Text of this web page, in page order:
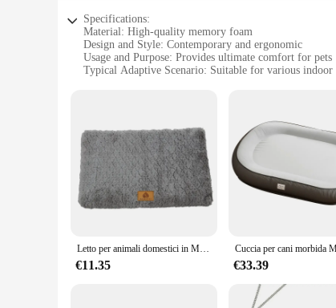
Specifications:
Material: High-quality memory foam
Design and Style: Contemporary and ergonomic
Usage and Purpose: Provides ultimate comfort for pets
Typical Adaptive Scenario: Suitable for various indoor
**Unmatched Comfort for Your Furry Friends**
Indulge your pets in the luxury of our Pet Beds with
body, offering a personalized fit that ensures a restful
your pet's joints are properly supported, reducing the
**Versatile and Durable Pet Beds**
Whether you have a small puppy or a large breed, our
withstand the wear and tear of daily use, making
time. These pet beds are not just about comfort; they
**Adaptable and Convenient Pet Beds**
be easily integrated into your home decor. They are
wholesale and can be purchased from our reliable
Letto per animali domestici in Memory Foam con rivestimento in pelliccia sintetica lavabile rimovibile letto per cani impermeabile ortopedico per letto per cani con fondo antiscivolo in cassa
€11.35 €33.39